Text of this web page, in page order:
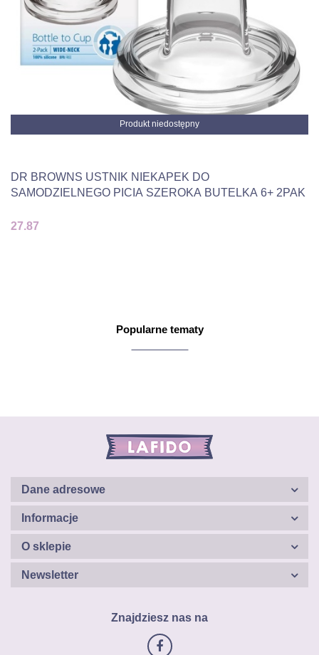
Produkt niedostępny
DR BROWNS USTNIK NIEKAPEK DO
SAMODZIELNEGO PICIA SZEROKA BUTELKA 6+ 2PAK
27.87
Popularne tematy
Dane adresowe
Informacje
O sklepie
Newsletter
Znajdziesz nas na